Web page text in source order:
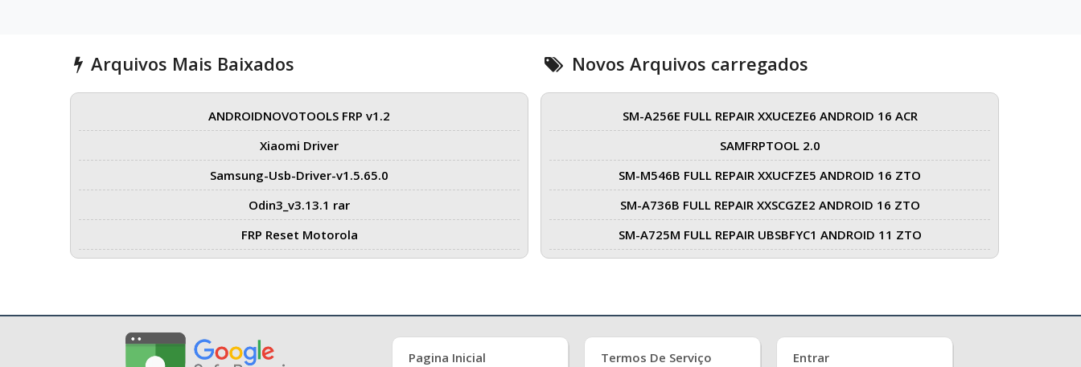
Arquivos Mais Baixados
ANDROIDNOVOTOOLS FRP v1.2
Xiaomi Driver
Samsung-Usb-Driver-v1.5.65.0
Odin3_v3.13.1 rar
FRP Reset Motorola
Novos Arquivos carregados
SM-A256E FULL REPAIR XXUCEZE6 ANDROID 16 ACR
SAMFRPTOOL 2.0
SM-M546B FULL REPAIR XXUCFZE5 ANDROID 16 ZTO
SM-A736B FULL REPAIR XXSCGZE2 ANDROID 16 ZTO
SM-A725M FULL REPAIR UBSBFYC1 ANDROID 11 ZTO
Pagina Inicial Termos De Serviço Entrar